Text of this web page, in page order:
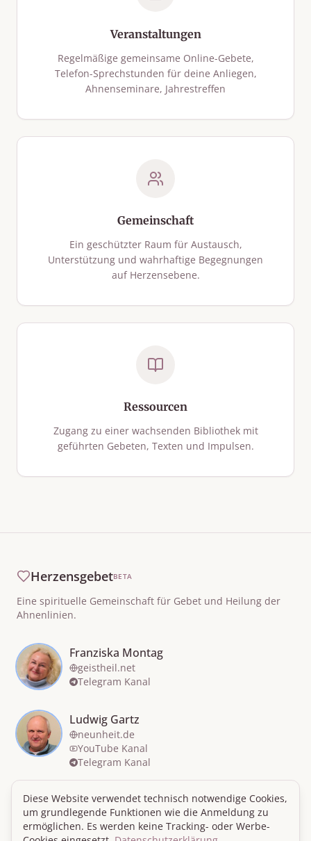
Veranstaltungen
Regelmäßige gemeinsame Online-Gebete,
Telefon-Sprechstunden für deine Anliegen,
Ahnenseminare, Jahrestreffen
Gemeinschaft
Ein geschützter Raum für Austausch,
Unterstützung und wahrhaftige Begegnungen
auf Herzensebene.
Ressourcen
Zugang zu einer wachsenden Bibliothek mit
geführten Gebeten, Texten und Impulsen.
HerzensgebetBETA
Eine spirituelle Gemeinschaft für Gebet und Heilung der
Ahnenlinien.
Franziska Montag
geistheil.net
Telegram Kanal
Ludwig Gartz
neunheit.de
YouTube Kanal
Telegram Kanal
© 2025 Herzensgebet Gemeinschaft. Alle Rechte
Diese Website verwendet technisch notwendige Cookies,
um grundlegende Funktionen wie die Anmeldung zu
ermöglichen. Es werden keine Tracking- oder Werbe-